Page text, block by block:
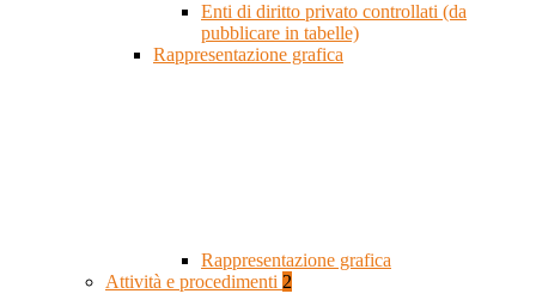
Enti di diritto privato controllati (da
pubblicare in tabelle)
Rappresentazione grafica
Rappresentazione grafica
Attività e procedimenti 2